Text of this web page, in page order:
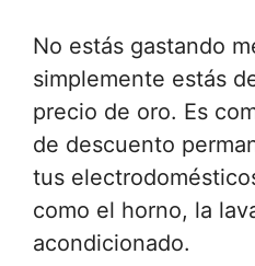
No estás gastando
simplemente estás
precio de oro. Es
de descuento
tus
como el horno, la
acondicionado.